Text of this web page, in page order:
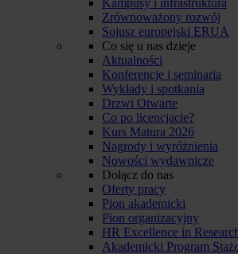
Zrównoważony rozwój
Sojusz europejski ERUA
Co się u nas dzieje
Aktualności
Konferencje i seminaria
Wykłady i spotkania
Drzwi Otwarte
Co po licencjacie?
Kurs Matura 2026
Nagrody i wyróżnienia
Nowości wydawnicze
Dołącz do nas
Oferty pracy
Pion akademicki
Pion organizacyjny
HR Excellence in
Akademicki Program